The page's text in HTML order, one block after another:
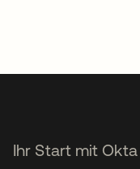
Ihr Start mit Okta